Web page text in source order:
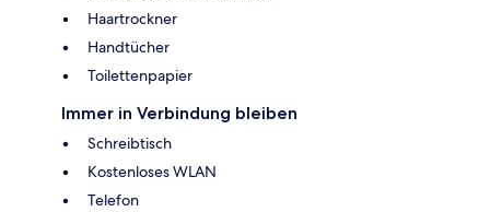
Haartrockner
Handtücher
Toilettenpapier
Immer in Verbindung bleiben
Schreibtisch
Kostenloses WLAN
Telefon